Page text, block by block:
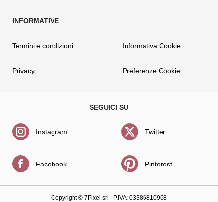
Termini e condizioni
Privacy
Informativa Cookie
Preferenze Cookie
Instagram
Facebook
Twitter
Pinterest
Copyright © 7Pixel srl - P.IVA: 03386810968